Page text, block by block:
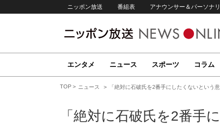
ニッポン放送 番組表 アナウンサー＆パーソナ
エンタメ ニュース スポーツ コラム
TOP ニュース 「絶対に石破氏を2番手にしたくないという
「絶対に石破氏を2番手